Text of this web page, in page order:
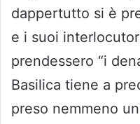
dappertutto si è
e i suoi
prendessero “i
Basilica tiene a
preso nemmeno un